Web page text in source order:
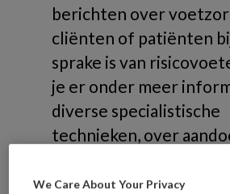
berichten over
cliënten of patiënten
sprake is van
je er onder meer
diverse specialistische
technieken, over
risicovoeten of
We Care About Your Privacy